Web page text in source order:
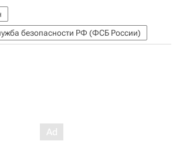
безопасности РФ (ФСБ России)